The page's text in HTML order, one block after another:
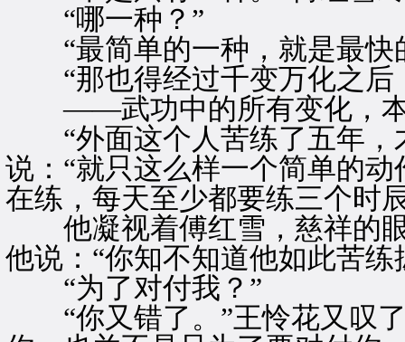
“哪一种？”
“最简单的一种，就是最快
“那也得经过千变万化之后
——武功中的所有变化，本
“外面这个人苦练了五年，
说：“就只这么样一个简单的
在练，每天至少都要练三个时
他凝视着傅红雪，慈祥的眼
他说：“你知不知道他如此苦
“为了对付我？”
“你又错了。”王怜花又叹了